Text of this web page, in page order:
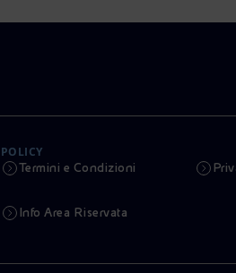
POLICY
Termini e Condizioni
Info Area Riservata